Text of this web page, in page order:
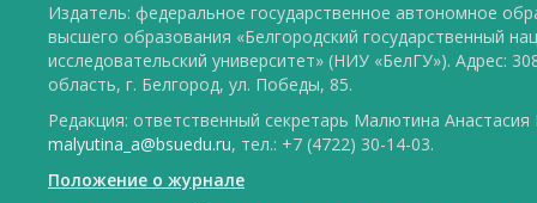
Издатель: федеральное государственное автономное
высшего образования «Белгородский государственный
исследовательский университет» (НИУ «БелГУ»). Адрес:
область, г. Белгород, ул. Победы, 85.
Редакция: ответственный секретарь Малютина
malyutina_a@bsuedu.ru, тел.: +7 (4722) 30-14-03.
Положение о журнале